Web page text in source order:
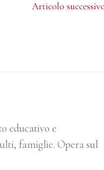
Articolo
educativo e
famiglie. Opera sul